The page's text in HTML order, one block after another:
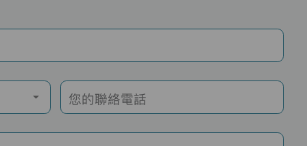
您的聯絡電話